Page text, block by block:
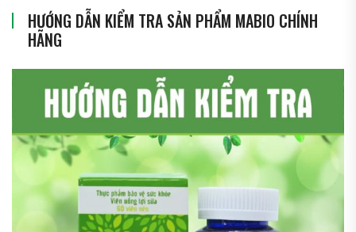
HƯỚNG DẪN KIỂM TRA SẢN PHẨM MABIO CHÍNH
HÃNG